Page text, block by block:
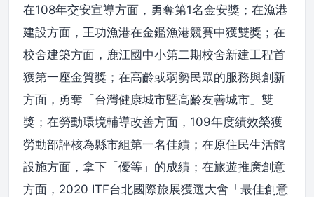
在108年交安宣導方面，勇奪第1名金安獎；在漁港
建設方面，王功漁港在金鑑漁港競賽中獲雙獎；在
校舍建築方面，鹿江國中小第二期校舍新建工程首
獲第一座金質獎；在高齡或弱勢民眾的服務與創新
方面，勇奪「台灣健康城市暨高齡友善城市」雙
獎；在勞動環境輔導改善方面，109年度績效榮獲
勞動部評核為縣市組第一名佳績；在原住民生活館
設施方面，拿下「優等」的成績；在旅遊推廣創意
方面，2020 ITF台北國際旅展獲選大會「最佳創意